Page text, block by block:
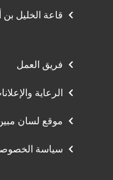
قاعة الخليل
فريق العمل
الرعاية
موقع لسان
سياسة